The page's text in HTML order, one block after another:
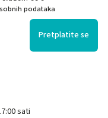
podataka
Pretplatite se
sati